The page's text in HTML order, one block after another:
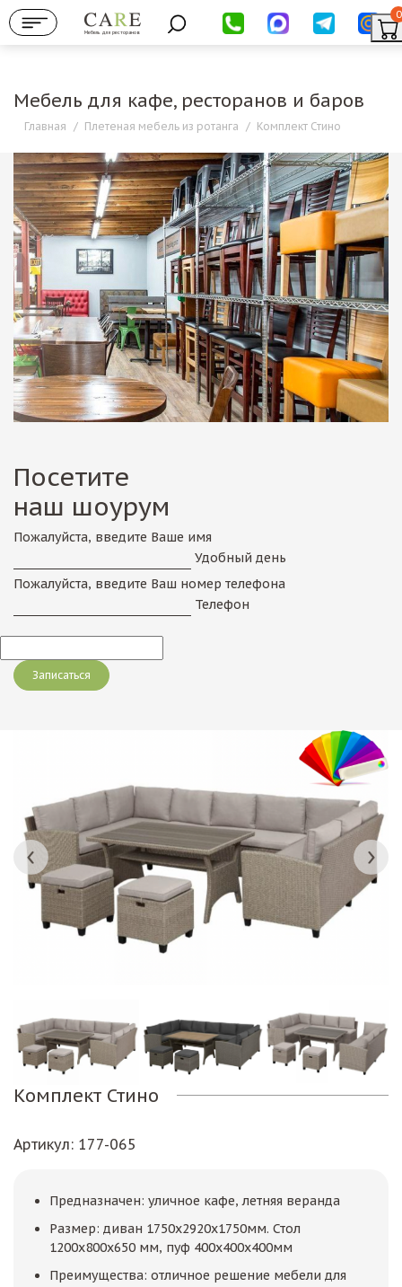
Мебель для ресторанов
0
Мебель для кафе, ресторанов и баров
Главная / Плетеная мебель из ротанга / Комплект Стино
Посетите
наш шоурум
Пожалуйста, введите Ваше имя
Удобный день
Пожалуйста, введите Ваш номер телефона
Телефон
Комплект Стино
Артикул: 177-065
Предназначен: уличное кафе, летняя веранда
Размер: диван 1750х2920х1750мм. Стол
1200х800х650 мм, пуф 400x400х400мм
Преимущества: отличное решение мебели для